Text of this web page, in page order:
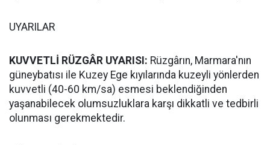
UYARILAR
KUVVETLİ RÜZGÂR UYARISI: Rüzgârın, Marmara'nın
güneybatısı ile Kuzey Ege kıyılarında kuzeyli yönlerden
kuvvetli (40-60 km/sa) esmesi beklendiğinden
yaşanabilecek olumsuzluklara karşı dikkatli ve tedbirli
olunması gerekmektedir.